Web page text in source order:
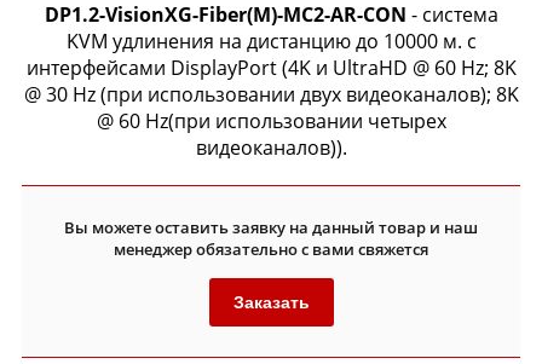
DP1.2-VisionXG-Fiber(M)-MC2-AR-CON - система
KVM удлинения на дистанцию до 10000 м. с
интерфейсами DisplayPort (4K и UltraHD @ 60 Hz; 8K
@ 30 Hz (при использовании двух видеоканалов); 8K
@ 60 Hz(при использовании четырех
видеоканалов)).
Вы можете оставить заявку на данный товар и наш
менеджер обязательно с вами свяжется
Заказать